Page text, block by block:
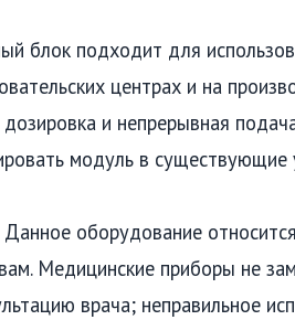
блок подходит для
центрах и на
дозировка и непрерывная
модуль в существующие
оборудование
Медицинские приборы не
врача; неправильное